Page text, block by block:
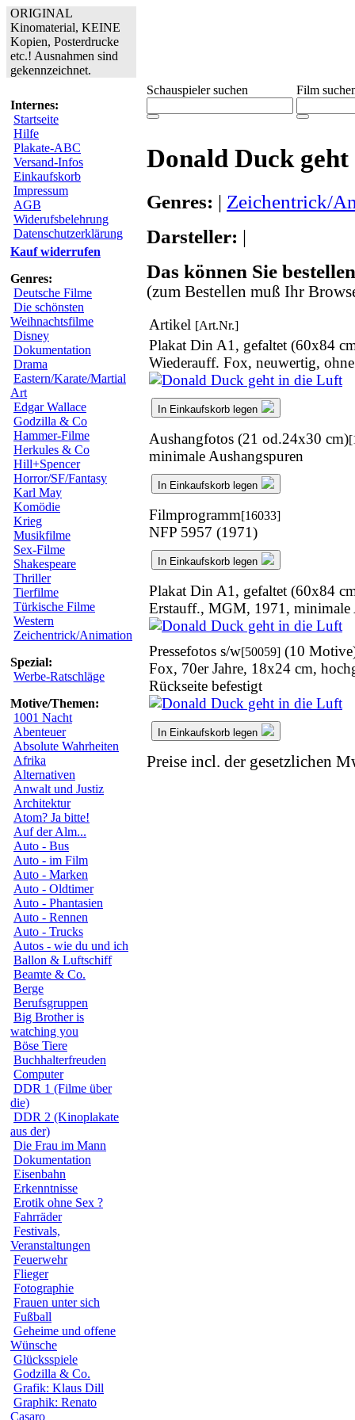
ORIGINAL
Kinomaterial, KEINE
Kopien, Posterdrucke
etc.! Ausnahmen sind
gekennzeichnet.
Internes:
Startseite
Hilfe
Plakate-ABC
Versand-Infos
Einkaufskorb
Impressum
AGB
Widerufsbelehrung
Datenschutzerklärung
Kauf widerrufen
Genres:
Deutsche Filme
Die schönsten
Weihnachtsfilme
Disney
Dokumentation
Drama
Eastern/Karate/Martial
Art
Edgar Wallace
Godzilla & Co
Hammer-Filme
Herkules & Co
Hill+Spencer
Horror/SF/Fantasy
Karl May
Komödie
Krieg
Musikfilme
Sex-Filme
Shakespeare
Thriller
Tierfilme
Türkische Filme
Western
Zeichentrick/Animation
Spezial:
Werbe-Ratschläge
Motive/Themen:
1001 Nacht
Abenteuer
Absolute Wahrheiten
Afrika
Alternativen
Anwalt und Justiz
Architektur
Atom? Ja bitte!
Auf der Alm...
Auto - Bus
Auto - im Film
Auto - Marken
Auto - Oldtimer
Auto - Phantasien
Auto - Rennen
Auto - Trucks
Autos - wie du und ich
Ballon & Luftschiff
Beamte & Co.
Berge
Berufsgruppen
Big Brother is
watching you
Böse Tiere
Buchhalterfreuden
Computer
DDR 1 (Filme über
die)
DDR 2 (Kinoplakate
aus der)
Die Frau im Mann
Dokumentation
Eisenbahn
Erkenntnisse
Erotik ohne Sex ?
Fahrräder
Festivals,
Veranstaltungen
Feuerwehr
Flieger
Fotographie
Frauen unter sich
Fußball
Geheime und offene
Wünsche
Glücksspiele
Godzilla & Co.
Grafik: Klaus Dill
Graphik: Renato
Casaro
Schauspieler suchen Film
Donald Duck
Genres: | Zeichentrick/
Darsteller: |
Das können Sie
(zum Bestellen muß Ihr
Artikel [Art.Nr.]
Plakat Din A1, gefaltet (60x84
Wiederauff. Fox, neuwertig,
In Einkaufskorb legen
Aushangfotos (21 od.24x30 cm)
minimale Aushangspuren
In Einkaufskorb legen
Filmprogramm[16033]
NFP 5957 (1971)
In Einkaufskorb legen
Plakat Din A1, gefaltet (60x84
Erstauff., MGM, 1971, minimale
Pressefotos s/w[50059] (10
Fox, 70er Jahre, 18x24 cm,
Rückseite befestigt
In Einkaufskorb legen
Preise incl. der gesetzlichen